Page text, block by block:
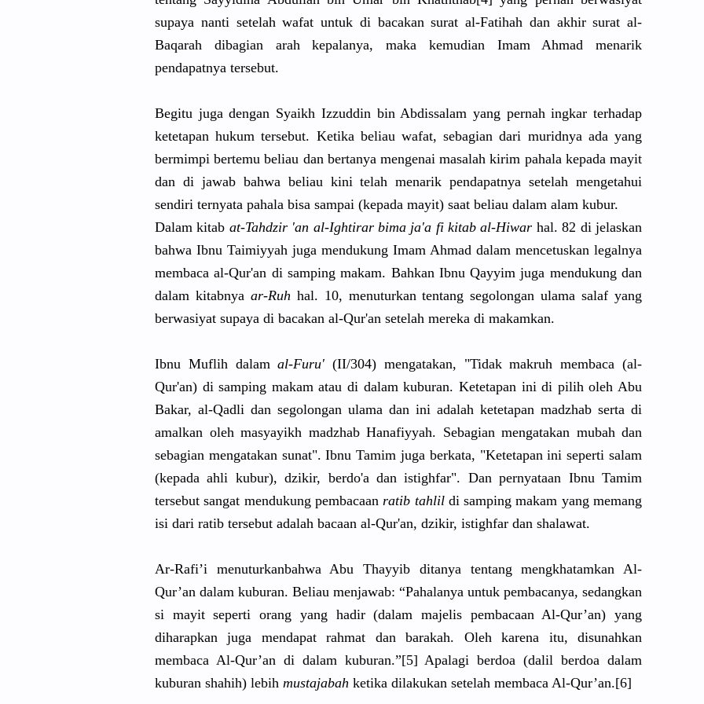
supaya nanti setelah wafat untuk di bacakan surat al-Fatihah dan akhir surat al-
Baqarah dibagian arah kepalanya,
maka kemudian Imam Ahmad menarik
pendapatnya tersebut.
Begitu juga dengan Syaikh Izzuddin bin Abdissalam yang pernah ingkar terhadap
ketetapan hukum tersebut. Ketika beliau wafat, sebagian dari muridnya ada yang
bermimpi bertemu beliau dan bertanya mengenai masalah kirim pahala kepada mayit
dan di jawab bahwa beliau kini telah menarik pendapatnya setelah mengetahui
sendiri ternyata pahala bisa sampai (kepada mayit) saat beliau dalam alam kubur.
Dalam kitab at-Tahdzir'an al-Ightirar bima ja'a fi kitab al-Hiwar hal. 82 di jelaskan
bahwa Ibnu Taimiyyah juga mendukung Imam Ahmad dalam mencetuskan legalnya
membaca al-Qur'an di samping makam. Bahkan Ibnu Qayyim juga mendukung dan
dalam kitabnya ar-Ruh hal. 10, menuturkan tentang segolongan ulama salaf yang
berwasiyat supaya di bacakan al-Qur'an setelah mereka di makamkan.
Ibnu Muflih dalamal-Furu' (II/304) mengatakan, "Tidak makruh membaca (al-
Qur'an) di samping makam atau di dalam kuburan. Ketetapan ini di pilih oleh Abu
Bakar, al-Qadli dan segolongan ulama dan ini adalah ketetapan madzhab serta di
amalkan oleh masyayikh madzhab Hanafiyyah. Sebagian mengatakan mubah dan
sebagian mengatakan sunat". Ibnu Tamim juga berkata, "Ketetapan ini seperti salam
(kepada ahli kubur), dzikir, berdo'a dan istighfar". Dan pernyataan Ibnu Tamim
tersebut sangat mendukung pembacaan ratib tahlildi samping makam yang memang
isi dari ratib tersebut adalah bacaan al-Qur'an, dzikir, istighfar dan shalawat.
Ar-Rafi’i menuturkanbahwa Abu Thayyib ditanya tentang mengkhatamkan Al-
Qur’an dalam kuburan. Beliau menjawab: “Pahalanya untuk pembacanya, sedangkan
si mayit seperti orang yang hadir (dalam majelis pembacaan Al-Qur’an) yang
diharapkan juga mendapat rahmat dan barakah. Oleh karena itu, disunahkan
membaca Al-Qur’an di dalam kuburan.”[5] Apalagi berdoa (dalil berdoa dalam
kuburan shahih) lebih mustajabah ketika dilakukan setelah membaca Al-Qur’an.[6]